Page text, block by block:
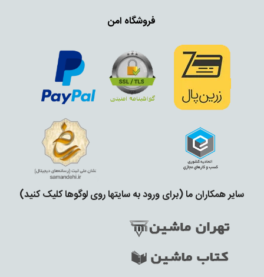
فروشگاه امن
سایر همکاران ما (برای ورود به سایتها روی لوگوها کلیک کنید)